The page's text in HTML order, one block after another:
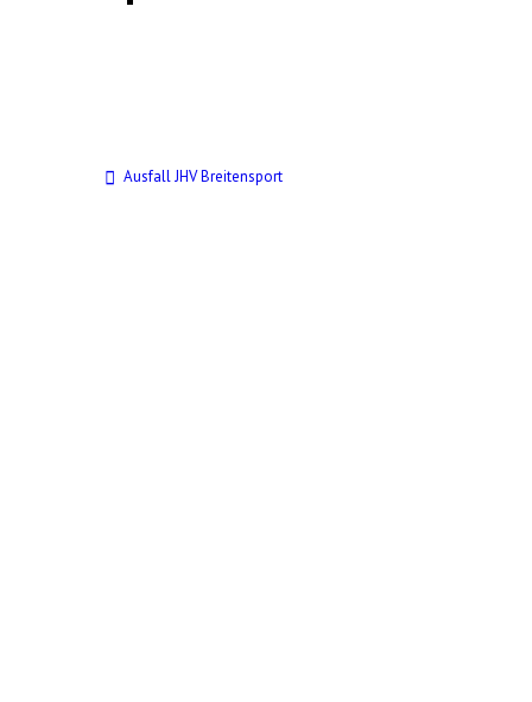
Ausfall JHV Breitensport